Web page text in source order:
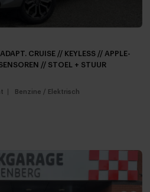
map
regeling
CRUISE // KEYLESS // APPLE-
// STOEL + STUUR
Benzine / Elektrisch